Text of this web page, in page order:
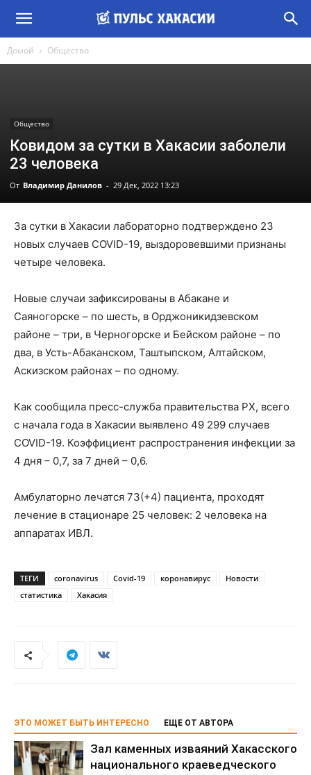
Домой Общество
Общество
Ковидом за сутки в Хакасии заболели
23 человека
От Владимир Данилов - 29 Дек, 2022 13:23
За сутки в Хакасии лабораторно подтверждено 23
новых случаев COVID-19, выздоровевшими признаны
четыре человека.
Новые случаи зафиксированы в Абакане и
Саяногорске – по шесть, в Орджоникидзевском
районе – три, в Черногорске и Бейском районе – по
два, в Усть-Абаканском, Таштыпском, Алтайском,
Аскизском районах – по одному.
Как сообщила пресс-служба правительства РХ, всего
с начала года в Хакасии выявлено 49 299 случаев
COVID-19. Коэффициент распространения инфекции за
4 дня – 0,7, за 7 дней – 0,6.
Амбулаторно лечатся 73(+4) пациента, проходят
лечение в стационаре 25 человек: 2 человека на
аппаратах ИВЛ.
ТЕГИ coronavirus Covid-19 коронавирус
Новости
статистика
Хакасия
ЭТО МОЖЕТ БЫТЬ ИНТЕРЕСНО ЕЩЕ ОТ АВТОРА
Зал каменных изваяний Хакасского
национального краеведческого